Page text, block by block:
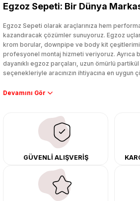
Egzoz Sepeti: Bir Dünya
Egzoz Sepeti olarak araçlarınıza hem
kazandıracak çözümler sunuyoruz. Egzoz
krom borular, downpipe ve body kit
profesyonel montaj hizmeti veriyoruz. Ayrıca
dayanıklı egzoz parçaları, uzun ömürlü
seçenekleriyle aracınızın ihtiyacına en uygun
Performans artışı isteyen sürücüler için özel
çıkma orijinal ürünler ile yenileyebilir, body kit
tasarımını ve aerodinamisini üst seviyeye
Tüm ürünlerimiz orijinal, dayanıklı ve uzun
merkezimizde profesyonel montaj yapıyor,
kargo ile teslimat gerçekleştiriyoruz.
adres: Egzoz Sepeti.
GÜVENLİ ALIŞVERİŞ